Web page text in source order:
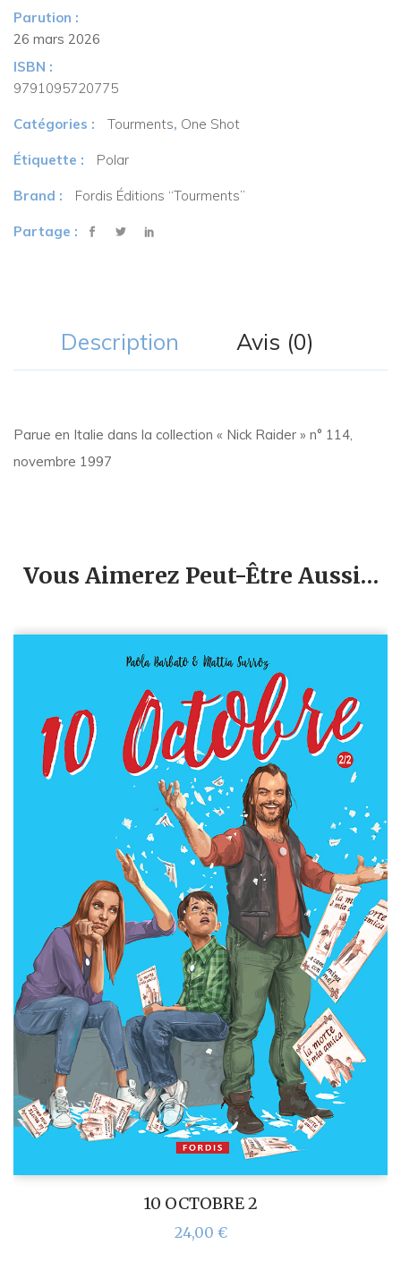
Parution :
26 mars 2026
ISBN :
9791095720775
Catégories : Tourments, One Shot
Étiquette : Polar
Brand : Fordis Éditions “Tourments”
Partage :
Description Avis (0)
Parue en Italie dans la collection « Nick Raider » n° 114,
novembre 1997
Vous Aimerez Peut-Être Aussi…
10 OCTOBRE 2
24,00 €